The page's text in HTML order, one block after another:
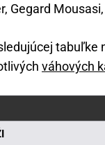
Gegard
tabuľke
váhových